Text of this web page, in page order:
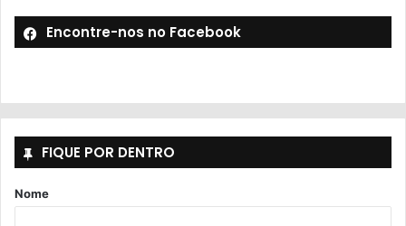
Encontre-nos no Facebook
FIQUE POR DENTRO
Nome